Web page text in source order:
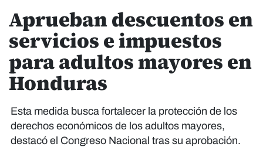
Aprueban descuentos en
servicios e impuestos
para adultos mayores en
Honduras
Esta medida busca fortalecer la protección de los
derechos económicos de los adultos mayores,
destacó el Congreso Nacional tras su aprobación.